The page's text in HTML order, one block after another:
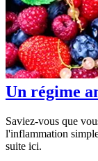
Un régime
Saviez-vous que
l'inflammation
suite ici.